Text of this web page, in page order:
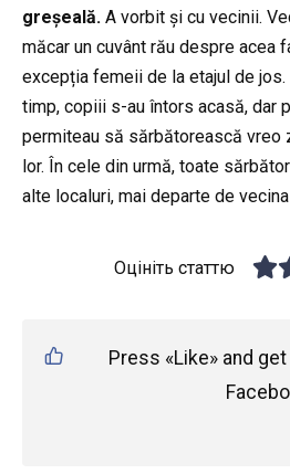
greșeală. A vorbit și cu vecinii.
măcar un cuvânt rău despre acea
excepția femeii de la etajul de
timp, copiii s-au întors acasă, dar
permiteau să sărbătorească vreo
lor. În cele din urmă, toate
alte localuri, mai departe de
Оцініть статтю
Press «Like» and